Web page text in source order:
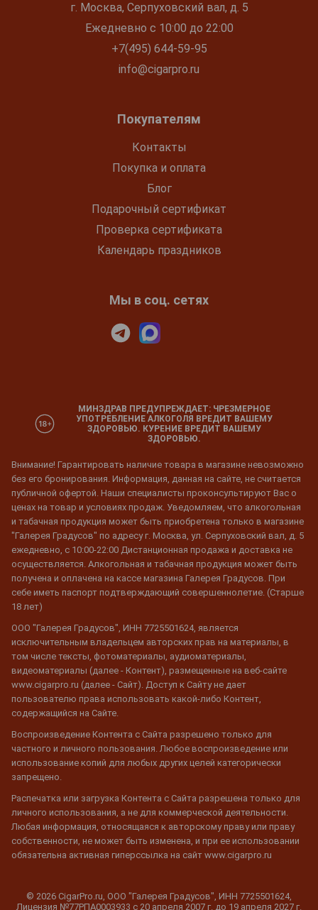
г. Москва, Серпуховский вал, д. 5
Ежедневно с 10:00 до 22:00
+7(495) 644-59-95
info@cigarpro.ru
Покупателям
Контакты
Покупка и оплата
Блог
Подарочный сертификат
Проверка сертификата
Календарь праздников
Мы в соц. сетях
МИНЗДРАВ ПРЕДУПРЕЖДАЕТ: ЧРЕЗМЕРНОЕ
УПОТРЕБЛЕНИЕ АЛКОГОЛЯ ВРЕДИТ ВАШЕМУ
ЗДОРОВЬЮ. КУРЕНИЕ ВРЕДИТ ВАШЕМУ
ЗДОРОВЬЮ.
Внимание! Гарантировать наличие товара в магазине невозможно
без его бронирования. Информация, данная на сайте, не считается
публичной офертой. Наши специалисты проконсультируют Вас о
ценах на товар и условиях продаж. Уведомляем, что алкогольная
и табачная продукция может быть приобретена только в магазине
"Галерея Градусов" по адресу г. Москва, ул. Серпуховский вал, д. 5
ежедневно, с 10:00-22:00 Дистанционная продажа и доставка не
осуществляется. Алкогольная и табачная продукция может быть
получена и оплачена на кассе магазина Галерея Градусов. При
себе иметь паспорт подтверждающий совершеннолетие. (Старше
18 лет)
ООО "Галерея Градусов", ИНН 7725501624, является
исключительным владельцем авторских прав на материалы, в
том числе тексты, фотоматериалы, аудиоматериалы,
видеоматериалы (далее - Контент), размещенные на веб-сайте
www.cigarpro.ru (далее - Сайт). Доступ к Сайту не дает
пользователю права использовать какой-либо Контент,
содержащийся на Сайте.
Воспроизведение Контента с Сайта разрешено только для
частного и личного пользования. Любое воспроизведение или
использование копий для любых других целей категорически
запрещено.
Распечатка или загрузка Контента с Сайта разрешена только для
личного использования, а не для коммерческой деятельности.
Любая информация, относящаяся к авторскому праву или праву
собственности, не может быть изменена, и при ее использовании
обязательна активная гиперссылка на сайт www.cigarpro.ru
© 2026 CigarPro.ru, ООО "Галерея Градусов", ИНН 7725501624,
Лицензия №77РПА0003933 c 20 апреля 2007 г. до 19 апреля 2027 г.